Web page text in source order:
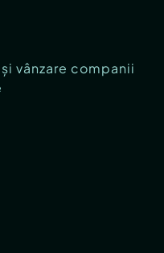
vânzare companii